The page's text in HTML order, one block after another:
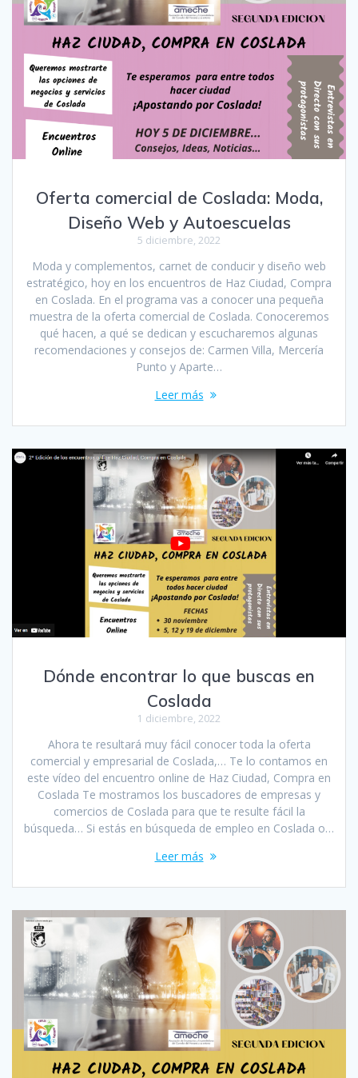
Oferta comercial de Coslada: Moda,
Diseño Web y Autoescuelas
5 diciembre, 2022
Moda y complementos, carnet de conducir y diseño web
estratégico, hoy en los encuentros de Haz Ciudad, Compra
en Coslada. En el programa vas a conocer una pequeña
muestra de la oferta comercial de Coslada. Conoceremos
qué hacen, a qué se dedican y escucharemos algunas
recomendaciones y consejos de: Carmen Villa, Mercería
Punto y Aparte…
Leer más
Dónde encontrar lo que buscas en
Coslada
1 diciembre, 2022
Ahora te resultará muy fácil conocer toda la oferta
comercial y empresarial de Coslada,… Te lo contamos en
este vídeo del encuentro online de Haz Ciudad, Compra en
Coslada Te mostramos los buscadores de empresas y
comercios de Coslada para que te resulte fácil la
búsqueda… Si estás en búsqueda de empleo en Coslada o…
Leer más